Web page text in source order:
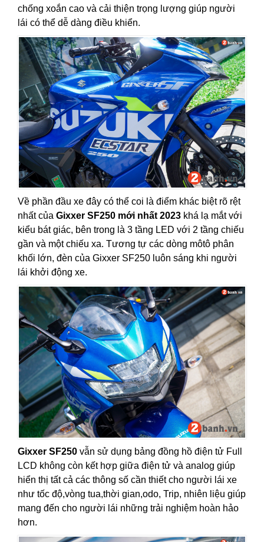
chống xoắn cao và cải thiện trọng lượng giúp người
lái có thể dễ dàng điều khiển.
Về phần đầu xe đây có thể coi là điểm khác biệt rõ rệt
nhất của Gixxer SF250 mới nhất 2023 khá lạ mắt với
kiểu bát giác, bên trong là 3 tầng LED với 2 tầng chiếu
gần và một chiếu xa. Tương tự các dòng môtô phân
khối lớn, đèn của Gixxer SF250 luôn sáng khi người
lái khởi động xe.
Gixxer SF250 vẫn sử dụng bảng đồng hồ điện tử Full
LCD không còn kết hợp giữa điện tử và analog giúp
hiển thị tất cả các thông số cần thiết cho người lái xe
như tốc độ,vòng tua,thời gian,odo, Trip, nhiên liệu giúp
mang đến cho người lái những trải nghiệm hoàn hảo
hơn.